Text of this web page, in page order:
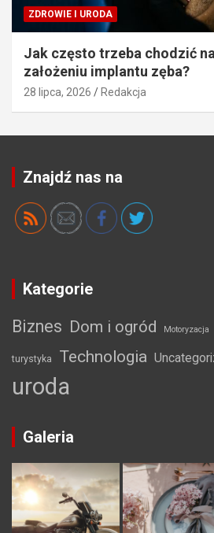
ZDROWIE I URODA
Jak często trzeba chodzić
założeniu implantu zęba?
28 lipca, 2026 Redakcja
Znajdź nas na
Kategorie
Biznes Dom i ogród Motoryzacja
turystyka Technologia
uroda
Galeria